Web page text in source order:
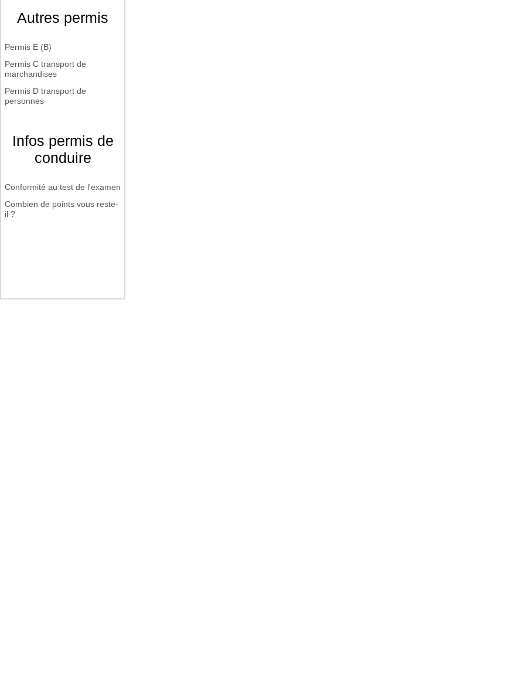
Autres permis
Permis E (B)
Permis C transport de
marchandises
Permis D transport de
personnes
Infos permis de
conduire
Conformité au test de l'examen
Combien de points vous reste-
il ?